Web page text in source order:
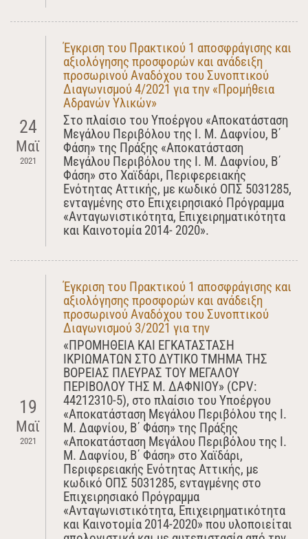
24
Μαϊ
2021
Έγκριση του Πρακτικού 1 αποσφράγισης και
αξιολόγησης προσφορών και ανάδειξη
προσωρινού Αναδόχου του Συνοπτικού
Διαγωνισμού 4/2021 για την «Προμήθεια
Αδρανών Υλικών»
Στο πλαίσιο του Yποέργου «Αποκατάσταση
Μεγάλου Περιβόλου της Ι. Μ. Δαφνίου, Β΄
Φάση» της Πράξης «Αποκατάσταση
Μεγάλου Περιβόλου της Ι. Μ. Δαφνίου, Β΄
Φάση» στο Χαϊδάρι, Περιφερειακής
Ενότητας Αττικής, με κωδικό ΟΠΣ 5031285,
ενταγμένης στο Επιχειρησιακό Πρόγραμμα
«Ανταγωνιστικότητα, Επιχειρηματικότητα
και Καινοτομία 2014- 2020».
19
Μαϊ
2021
Έγκριση του Πρακτικού 1 αποσφράγισης και
αξιολόγησης προσφορών και ανάδειξη
προσωρινού Αναδόχου του Συνοπτικού
Διαγωνισμού 3/2021 για την
«ΠΡΟΜΗΘΕΙΑ ΚΑΙ ΕΓΚΑΤΑΣΤΑΣΗ
ΙΚΡΙΩΜΑΤΩΝ ΣΤΟ ΔΥΤΙΚΟ ΤΜΗΜΑ ΤΗΣ
ΒΟΡΕΙΑΣ ΠΛΕΥΡΑΣ ΤΟΥ ΜΕΓΑΛΟΥ
ΠΕΡΙΒΟΛΟΥ ΤΗΣ Μ. ΔΑΦΝΙΟΥ» (CPV:
44212310-5), στο πλαίσιο του Yποέργου
«Αποκατάσταση Μεγάλου Περιβόλου της Ι.
Μ. Δαφνίου, Β΄ Φάση» της Πράξης
«Αποκατάσταση Μεγάλου Περιβόλου της Ι.
Μ. Δαφνίου, Β΄ Φάση» στο Χαϊδάρι,
Περιφερειακής Ενότητας Αττικής, με
κωδικό ΟΠΣ 5031285, ενταγμένης στο
Επιχειρησιακό Πρόγραμμα
«Ανταγωνιστικότητα, Επιχειρηματικότητα
και Καινοτομία 2014-2020» που υλοποιείται